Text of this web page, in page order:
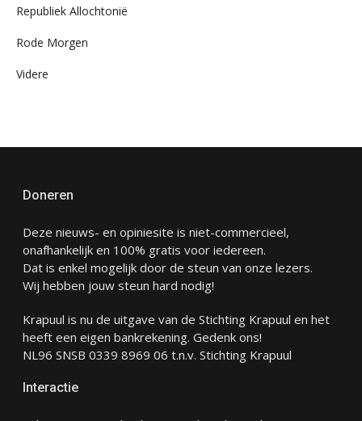
Republiek Allochtonië
Rode Morgen
Videre
Doneren
Deze nieuws- en opiniesite is niet-commercieel,
onafhankelijk en 100% gratis voor iedereen.
Dat is enkel mogelijk door de steun van onze lezers.
Wij hebben jouw steun hard nodig!
Krapuul is nu de uitgave van de Stichting Krapuul en het
heeft een eigen bankrekening. Gedenk ons!
NL96 SNSB 0339 8969 06 t.n.v. Stichting Krapuul
Interactie